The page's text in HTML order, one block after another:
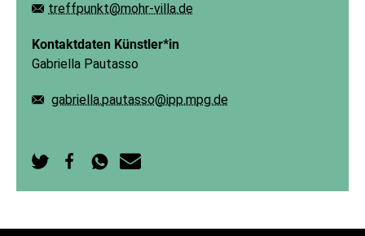
E-Mail:
treffpunkt@mohr-villa.de
Kontaktdaten Künstler*in
Gabriella Pautasso
E-Mail:
gabriella.pautasso@ipp.mpg.de